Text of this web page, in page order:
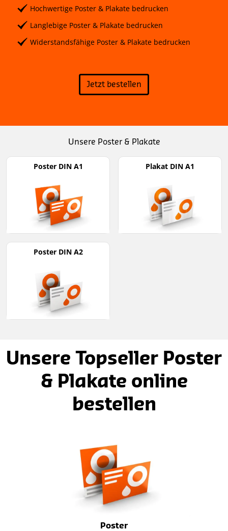
Hochwertige Poster & Plakate bedrucken
Langlebige Poster & Plakate bedrucken
Widerstandsfähige Poster & Plakate bedrucken
Jetzt bestellen
Unsere Poster & Plakate
Poster DIN A1 Plakat DIN A1
Poster DIN A2
Unsere Topseller Poster
& Plakate online
bestellen
Poster